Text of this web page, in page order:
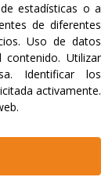
estadísticas o a
de diferentes
. Uso de datos
contenido. Utilizar
. Identificar los
activamente.